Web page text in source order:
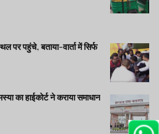
पर पहुंचे, बताया-वार्ता में सिर्फ
का हाईकोर्ट ने कराया समाधान